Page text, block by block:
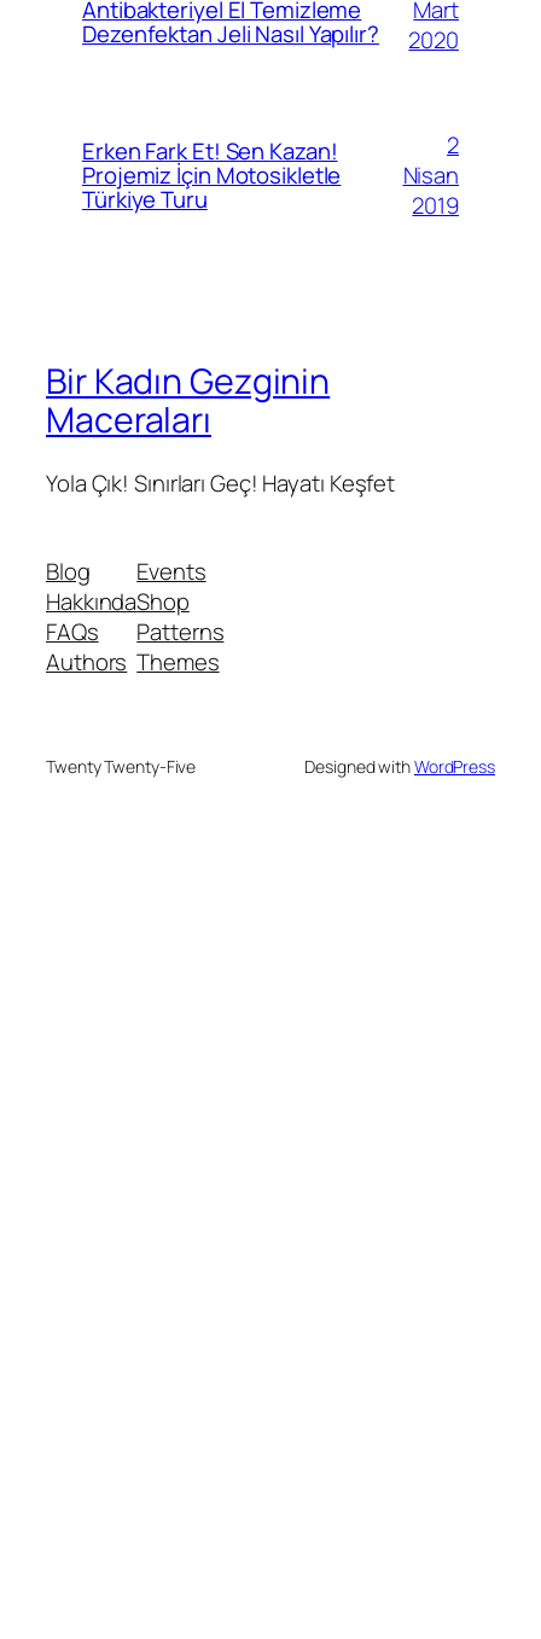
Antibakteriyel El Temizleme
Dezenfektan Jeli Nasıl Yapılır?
Mart
2020
Erken Fark Et! Sen Kazan!
Projemiz İçin Motosikletle
Türkiye Turu
2
Nisan
2019
Bir Kadın Gezginin
Maceraları
Yola Çık! Sınırları Geç! Hayatı Keşfet
Blog
Hakkında
FAQs
Authors
Events
Shop
Patterns
Themes
Twenty Twenty-Five Designed withWordPress